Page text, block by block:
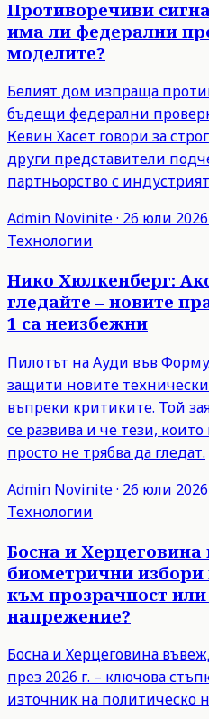
Противоречиви
има ли федерални
моделите?
Белият дом изпраща
бъдещи федерални
Кевин Хасет говори за
други представители
партньорство с
Admin Novinite· 26 юли 2026
Технологии
Нико Хюлкенберг:
гледайте – новите
1 са неизбежни
Пилотът на Ауди във
защити новите технически
въпреки критиките. Той
се развива и че тези,
просто не трябва да гледат.
Admin Novinite· 26 юли 2026
Технологии
Босна и
биометрични избори
към прозрачност
напрежение?
Босна и Херцеговина
през 2026 г. – ключова
източник на политическо